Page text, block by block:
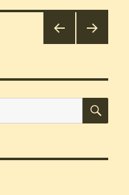
SEIT
E
E